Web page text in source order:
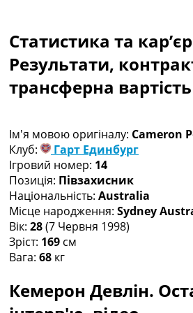
Чемпіонат Світу
Україна. Прем’єр-Ліга
Україна. Перша Ліга
Ліга Чемпіонів
Ще Турніри >>>
Таблиці
Чемпіонат Світу.
Таблиця УПЛ
Перша Ліга
Таблиця АПЛ
Таблиця Ла Ліги
Таблиця Ліги Чемпіонів
Всі таблиці >>>
Рейтинг країн УЄФА
Рейтинг клубів УЄФА
Статистика та
Результати,
трансферна вартість
Ім'я мовою оригіналу: Cameron
Клуб:
Гарт Единбург
Ігровий номер: 14
Позиція: Півзахисник
Національність: Australia
Місце народження: Sydney
Вік: 28(7 Червня 1998)
Зріст: 169 см
Вага: 68 кг
Кемерон Девлін.